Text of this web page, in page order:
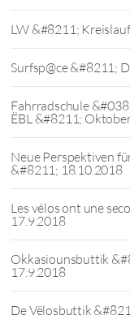
LW &#8211;
Surfsp@ce &#8211;
Fahrradschule
ËBL &#8211;
Neue Perspektiven
&#8211; 18.10.2018
Les vélos ont une
17.9.2018
Okkasiounsbuttik
17.9.2018
De Vëlosbuttik